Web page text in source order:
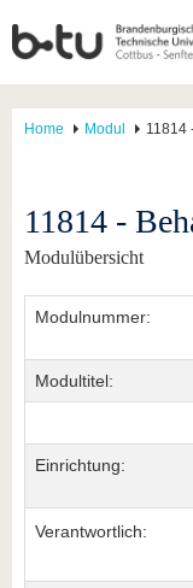
Home Modul 11814
11814 -
Modulübersicht
Modulnummer:
Modultitel:
Einrichtung:
Verantwortlich: